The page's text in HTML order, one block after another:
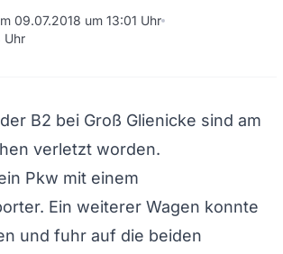
09.07.2018 um 13:01 Uhr
Uhr
B2 bei Groß Glienicke sind am
verletzt worden.
Pkw mit einem
Ein weiterer Wagen konnte
und fuhr auf die beiden